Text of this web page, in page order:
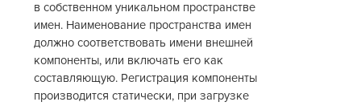
в собственном уникальном пространстве
имен. Наименование пространства имен
должно соответствовать имени внешней
компоненты, или включать его как
составляющую. Регистрация компоненты
производится статически, при загрузке